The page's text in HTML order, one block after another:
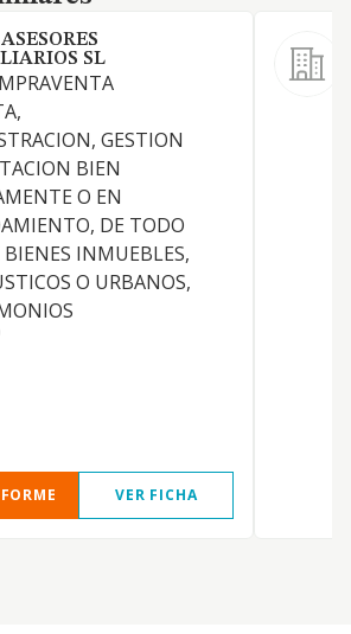
SL
GESTION
BIEN
O EN
DE TODO
INMUEBLES,
O URBANOS,
VER FICHA